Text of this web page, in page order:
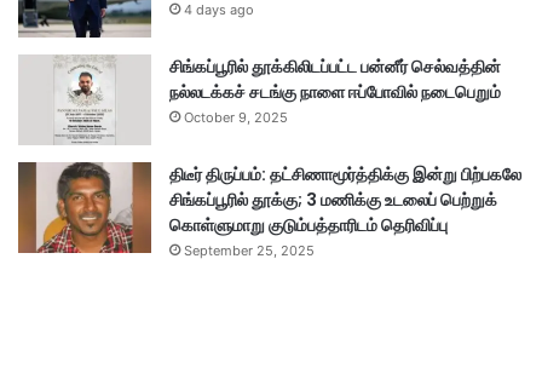
4 days ago
சிங்கப்பூரில் தூக்கிலிடப்பட்ட பன்னீர் செல்வத்தின்
நல்லடக்கச் சடங்கு நாளை ஈப்போவில் நடைபெறும்
October 9, 2025
திடீர் திருப்பம்: தட்சிணாமூர்த்திக்கு இன்று பிற்பகலே
சிங்கப்பூரில் தூக்கு; 3 மணிக்கு உடலைப் பெற்றுக்
கொள்ளுமாறு குடும்பத்தாரிடம் தெரிவிப்பு
September 25, 2025